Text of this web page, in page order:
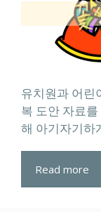
유치원과 어린
복 도안 자료
해 아기자기하
Read more